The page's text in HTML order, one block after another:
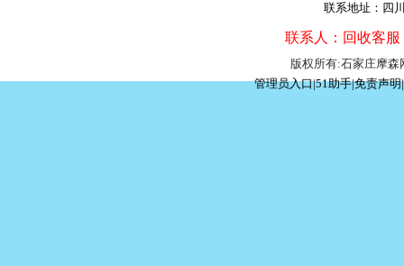
联系地址：四
联系人：回收客
版权所有:石家庄摩
管理员入口|51助手|免责声明|